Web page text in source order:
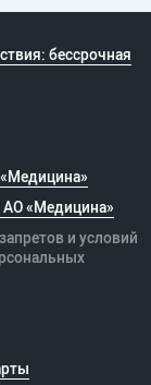
бессрочная
АО «Медицина»
и условий